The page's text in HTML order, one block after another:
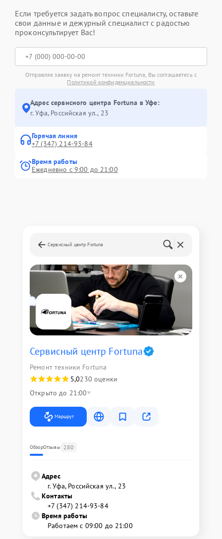
Если требуется задать вопрос специалисту, оставьте
свои данные и дежурный специалист с радостью
проконсультирует Вас!
Отправляя заявку на ремонт техники Fortuna, Вы соглашаетесь с
Политикой конфиденциальности
Адрес сервисного центра Fortuna в Уфе:
г. Уфа, Российская ул., 23
Горячая линия
+7 (347) 214-93-84
Время работы
Ежедневно с 9:00 до 21:00
Сервисный центр Fortuna
Сервисный центр Fortuna
Ремонт техники Fortuna
5,0230 оценки
Открыто до 21:00
Маршрут
ОбзорОтзывы 280
Адрес
г. Уфа, Российская ул., 23
Контакты
+7 (347) 214-93-84
Время работы
Работаем с 09:00 до 21:00